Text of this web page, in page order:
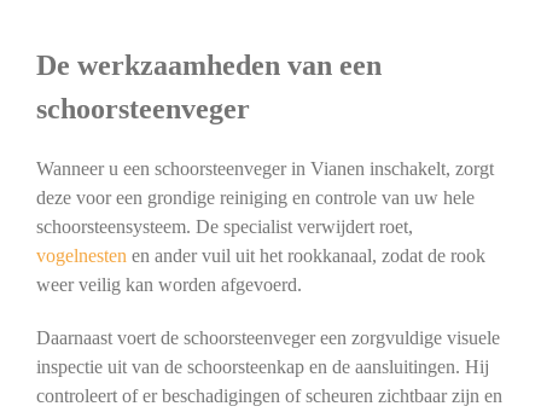
De werkzaamheden van een
schoorsteenveger
Wanneer u een schoorsteenveger in Vianen inschakelt, zorgt
deze voor een grondige reiniging en controle van uw hele
schoorsteensysteem. De specialist verwijdert roet,
vogelnesten en ander vuil uit het rookkanaal, zodat de rook
weer veilig kan worden afgevoerd.
Daarnaast voert de schoorsteenveger een zorgvuldige visuele
inspectie uit van de schoorsteenkap en de aansluitingen. Hij
controleert of er beschadigingen of scheuren zichtbaar zijn en